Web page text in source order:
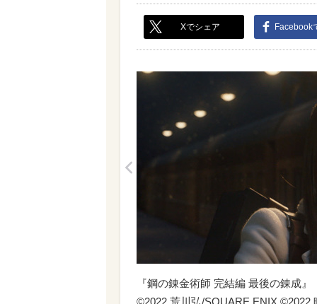
Xでシェア Facebook
『鋼の錬金術師 完結編 最後の錬成』
©2022 荒川弘/SQUARE ENIX ©2022